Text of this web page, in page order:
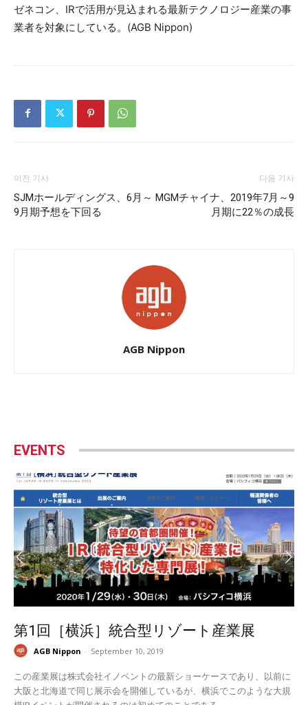
ゼネコン、IRで活用が見込まれる最新テクノロジー産業の事
業者を対象にしている。(AGB Nippon)
이전 기사
SJMホールディングス、6月～
9月期予想を下回る
다음 기사
MGMチャイナ、2019年7月～9
月期に22％の成長
AGB Nippon
EVENTS
第1回［横浜］統合型リゾート産業展
AGB Nippon - September 10, 2019
この産業展は株式会社イノベントの最新ショーケースであり、以前に
大阪と北海道で同じ展示会を開催しているが、横浜でこのような大規